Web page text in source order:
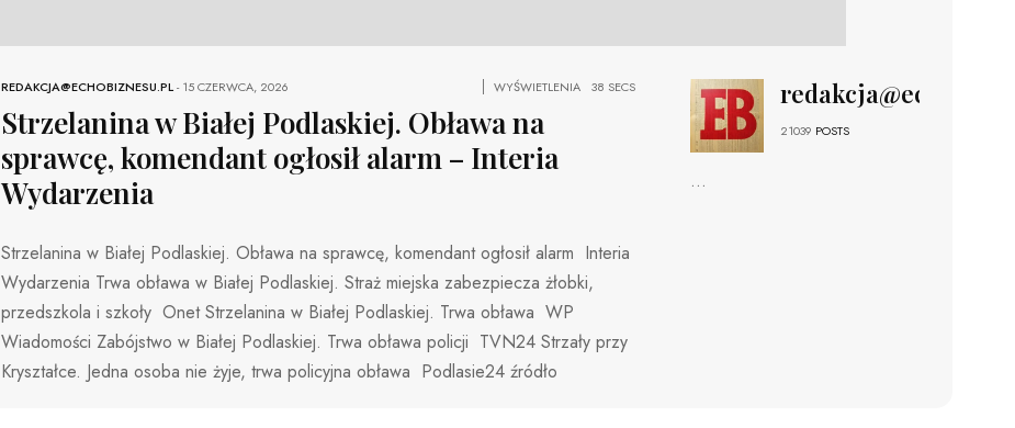
REDAKCJA@ECHOBIZNESU.PL -15 CZERWCA, 2026 WYŚWIETLENIA 38 SECS
Strzelanina w Białej Podlaskiej. Obława na
sprawcę, komendant ogłosił alarm – Interia
Wydarzenia
Strzelanina w Białej Podlaskiej. Obława na sprawcę, komendant ogłosił alarm Interia
Wydarzenia Trwa obława w Białej Podlaskiej. Straż miejska zabezpiecza żłobki,
przedszkola i szkoły Onet Strzelanina w Białej Podlaskiej. Trwa obława WP
Wiadomości Zabójstwo w Białej Podlaskiej. Trwa obława policji TVN24 Strzały przy
Kryształce. Jedna osoba nie żyje, trwa policyjna obława Podlasie24 źródło
21039 POSTS
...